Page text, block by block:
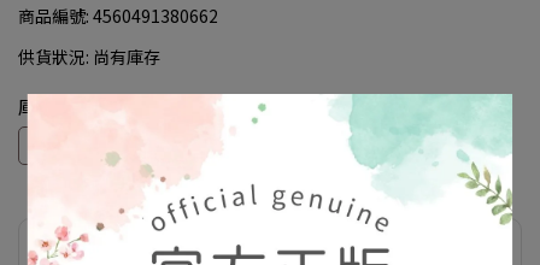
商品編號: 4560491380662
供貨狀況: 尚有庫存
庫存
此商品參與的優惠活動